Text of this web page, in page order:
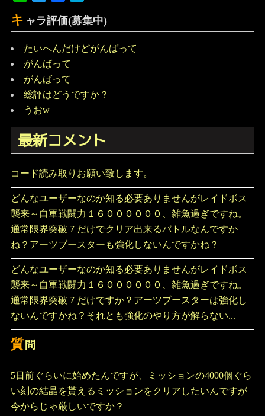
キ ャラ評価(募集中)
たいへんだけどがんばって
がんばって
がんばって
総評はどうですか？
うおw
最新コメント
コード読み取りお願い致します。
どんなユーザーなのか知る必要ありませんがレイドボス
襲来～自軍戦闘力１６００００００、雑魚過ぎですね。
通常限界突破７だけでクリア出来るバトルなんですか
ね？アーツブースターも強化しないんですかね？
どんなユーザーなのか知る必要ありませんがレイドボス
襲来～自軍戦闘力１６００００００、雑魚過ぎですね。
通常限界突破７だけですか？アーツブースターは強化し
ないんですかね？それとも強化のやり方が解らない...
質 問
5日前ぐらいに始めたんですが、ミッションの4000個ぐら
い刻の結晶を貰えるミッションをクリアしたいんですが
今からじゃ厳しいですか？